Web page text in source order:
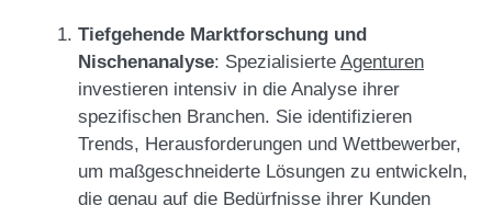
Tiefgehende Marktforschung und
Nischenanalyse: Spezialisierte Agenturen
investieren intensiv in die Analyse ihrer
spezifischen Branchen. Sie identifizieren
Trends, Herausforderungen und Wettbewerber,
um maßgeschneiderte Lösungen zu entwickeln,
die genau auf die Bedürfnisse ihrer Kunden